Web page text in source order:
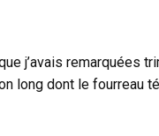
j’avais remarquées
long dont le fourreau